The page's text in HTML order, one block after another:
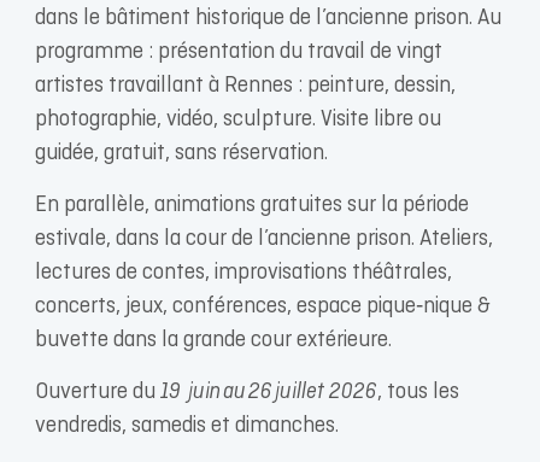
dans le bâtiment historique de l’ancienne prison. Au
programme : présentation du travail de vingt
artistes travaillant à Rennes : peinture, dessin,
photographie, vidéo, sculpture. Visite libre ou
guidée, gratuit, sans réservation.
En parallèle, animations gratuites sur la période
estivale, dans la cour de l’ancienne prison. Ateliers,
lectures de contes, improvisations théâtrales,
concerts, jeux, conférences, espace pique‑nique &
buvette dans la grande cour extérieure.
Ouverture du 19 juin au 26 juillet 2026, tous les
vendredis, samedis et dimanches.